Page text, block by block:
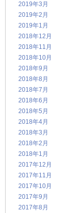
2019年3月
2019年2月
2019年1月
2018年12月
2018年11月
2018年10月
2018年9月
2018年8月
2018年7月
2018年6月
2018年5月
2018年4月
2018年3月
2018年2月
2018年1月
2017年12月
2017年11月
2017年10月
2017年9月
2017年8月